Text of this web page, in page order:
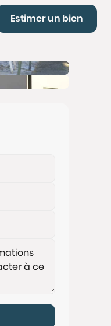
Estimer un bien